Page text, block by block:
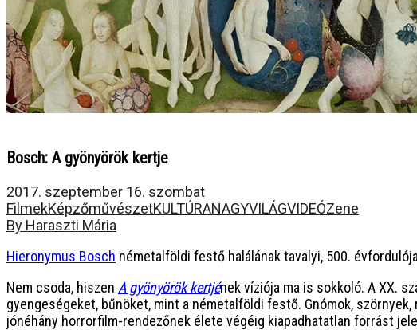
Bosch: A gyönyörök kertje
2017. szeptember 16. szombat
FilmekKépzőművészetKULTÚRANAGYVILÁGVIDEÓZene
By Haraszti Mária
Hieronymus Bosch németalföldi festő halálának tavalyi, 500.
Nem csoda, hiszen A gyönyörök kertjének víziója ma is sokkoló. A XX.
gyengeségeket, bűnöket, mint a németalföldi festő. Gnómok,
jónéhány horrorfilm-rendezőnek élete végéig kiapadhatatlan forrást